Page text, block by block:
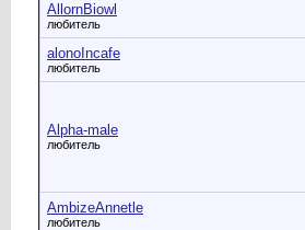
AllornBiowl
любитель
alonoIncafe
любитель
Alpha-male
любитель
AmbizeAnnetle
любитель